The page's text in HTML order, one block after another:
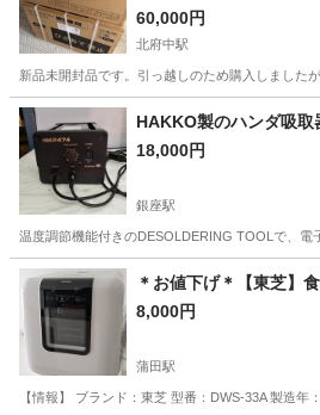
60,000円
北府中駅
新品未開封品です。引っ越しのため購入しました
東京 府中市 北府中駅 季節、空調家
HAKKO製のハンダ吸取
18,000円
銀座駅
温度調節機能付きのDESOLDERING TOOLで、
東京 中央区 銀座駅 その他
＊お値下げ＊【東芝】
8,000円
蒲田駅
【情報】 ブランド：東芝 型番：DWS-33A 製造